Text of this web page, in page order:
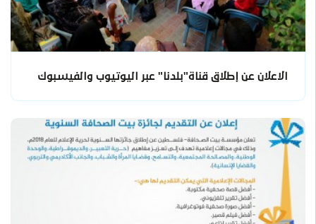
الاعلان عن إطلاق قناة"بلدنا" عبر اليوتيوب والفيسبوك